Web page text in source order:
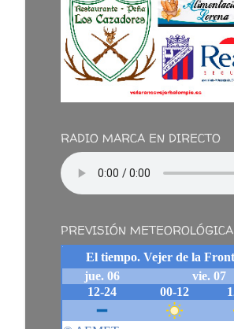
RADIO MARCA EN DIRECTO
PREVISIÓN METEOROLÓGICA